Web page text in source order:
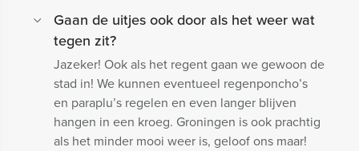
Gaan de uitjes ook door als het weer wat
tegen zit?
Jazeker! Ook als het regent gaan we gewoon de
stad in! We kunnen eventueel regenponcho’s
en paraplu’s regelen en even langer blijven
hangen in een kroeg. Groningen is ook prachtig
als het minder mooi weer is, geloof ons maar!